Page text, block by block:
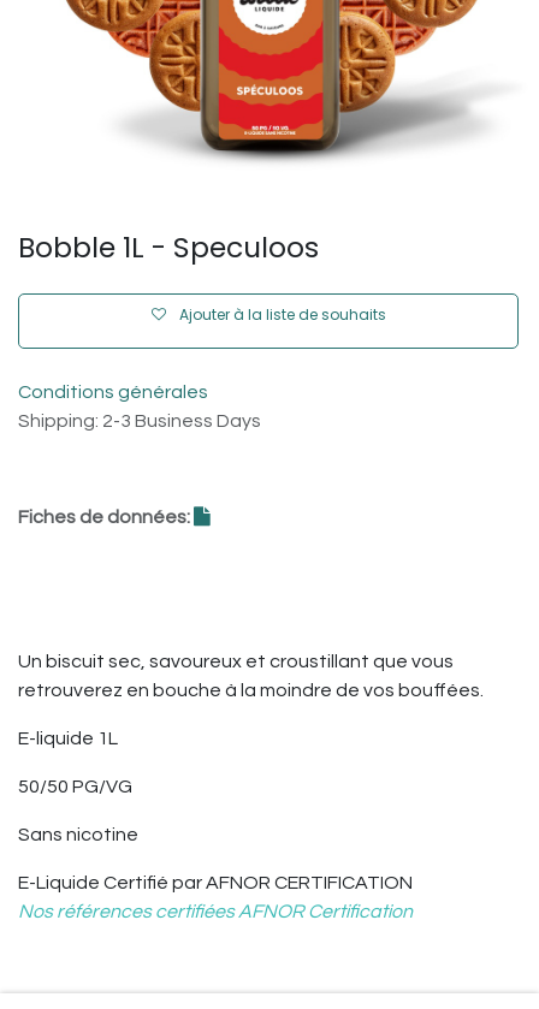
Bobble 1L - Speculoos
Ajouter à la liste de souhaits
Conditions générales
Shipping: 2-3 Business Days
Fiches de données:
Un biscuit sec, savoureux et croustillant que vous
retrouverez en bouche à la moindre de vos bouffées.
E-liquide 1L
50/50 PG/VG
Sans nicotine
E-Liquide Certifié par AFNOR CERTIFICATION
Nos références certifiées AFNOR Certification